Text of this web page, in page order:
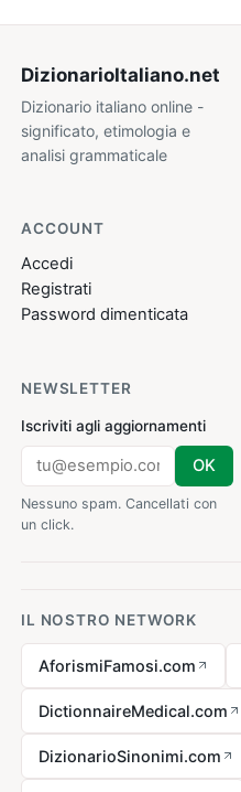
DizionarioItaliano.net
Dizionario italiano online -
significato, etimologia e
analisi grammaticale
ACCOUNT
Accedi
Registrati
Password dimenticata
NEWSLETTER
Iscriviti agli aggiornamenti
OK
Nessuno spam. Cancellati con
un click.
IL NOSTRO NETWORK
AforismiFamosi.com
DictionnaireMedical.com
DizionarioSinonimi.com